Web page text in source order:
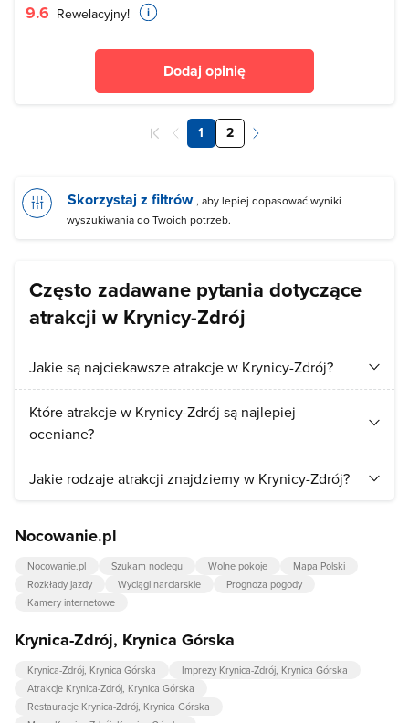
9.6 Rewelacyjny!
Dodaj opinię
1 2
Skorzystaj z filtrów , aby lepiej dopasować wyniki
wyszukiwania do Twoich potrzeb.
Często zadawane pytania dotyczące
atrakcji w Krynicy-Zdrój
Jakie są najciekawsze atrakcje w Krynicy-Zdrój?
Turyści najchętniej odwiedzają:Deptak w Krynicy-Zdroju
Pijalnia Główna
Które atrakcje w Krynicy-Zdrój są najlepiej
oceniane?
Najlepiej ocenianymi atrakcjami w Krynicy-Zdrój są:Hala
Jakie rodzaje atrakcji znajdziemy w Krynicy-Zdrój?
kategorii:wyciągi narciarskie
Nocowanie.pl
Nocowanie.pl Szukam noclegu Wolne pokoje
Mapa Polski
Rozkłady jazdy
Wyciągi narciarskie
Prognoza pogody
Kamery internetowe
Krynica-Zdrój, Krynica Górska
Krynica-Zdrój, Krynica Górska
Imprezy Krynica-Zdrój, Krynica Górska
Atrakcje Krynica-Zdrój, Krynica Górska
Restauracje Krynica-Zdrój, Krynica Górska